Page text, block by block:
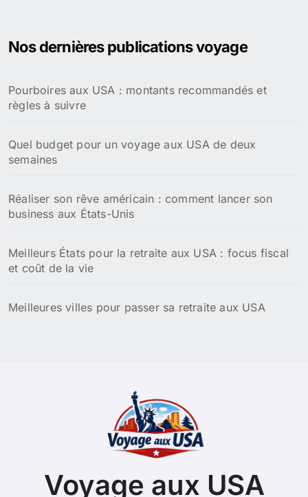
Nos dernières publications voyage
Pourboires aux USA : montants recommandés et
règles à suivre
Quel budget pour un voyage aux USA de deux
semaines
Réaliser son rêve américain : comment lancer son
business aux États-Unis
Meilleurs États pour la retraite aux USA : focus fiscal
et coût de la vie
Meilleures villes pour passer sa retraite aux USA
Voyage aux USA